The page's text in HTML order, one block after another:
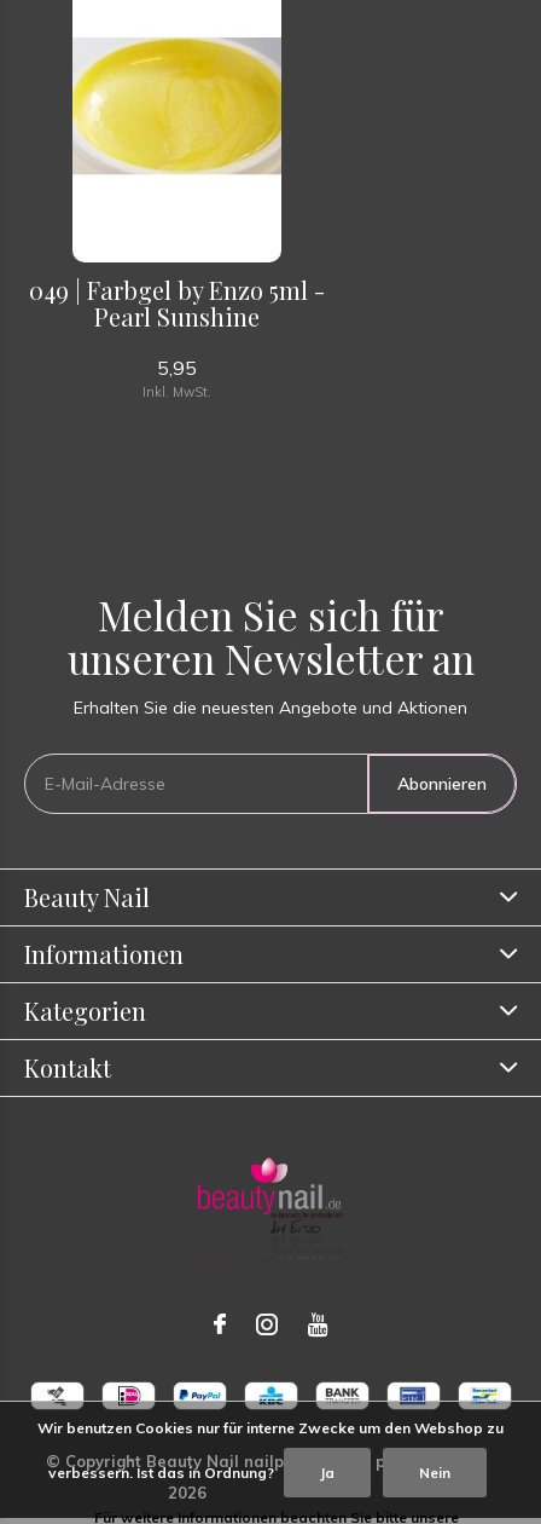
049 | Farbgel by Enzo 5ml -
Pearl Sunshine
5,95
Inkl. MwSt.
Melden Sie sich für
unseren Newsletter an
Erhalten Sie die neuesten Angebote und Aktionen
Abonnieren
Beauty Nail
Informationen
Kategorien
Kontakt
Wir benutzen Cookies nur für interne Zwecke um den Webshop zu
verbessern. Ist das in Ordnung? Ja Nein
Für weitere Informationen beachten Sie bitte unsere